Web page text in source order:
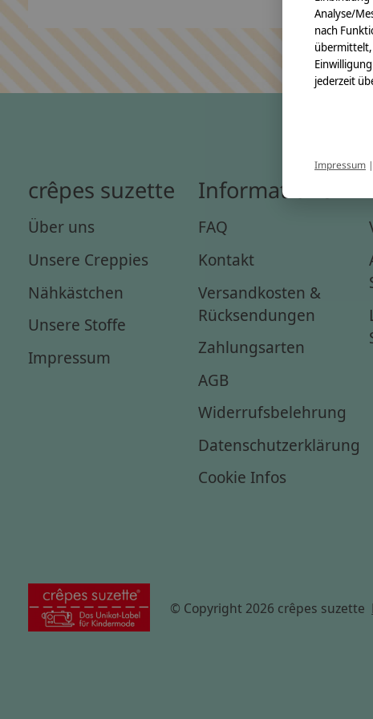
crêpes suzette
Über uns
Unsere Creppies
Nähkästchen
Unsere Stoffe
Impressum
Informationen
FAQ
Kontakt
Versandkosten &
Rücksendungen
Zahlungsarten
AGB
Widerrufsbelehrung
Datenschutzerklärung
Cookie Infos
© Copyright 2026 crêpes suzette
Analyse/
nach
übermittelt,
jederzeit
Impressum |